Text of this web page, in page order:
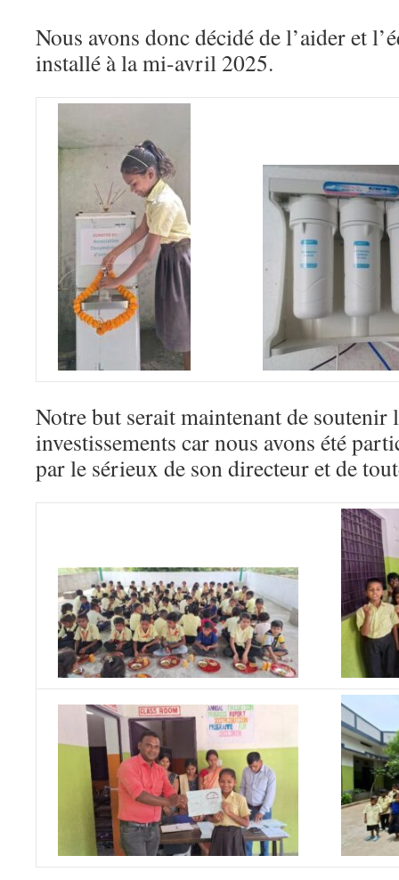
Nous avons donc décidé de l’aider et
installé à la mi-avril 2025.
Notre but serait maintenant de soutenir
investissements car nous avons été
par le sérieux de son directeur et de